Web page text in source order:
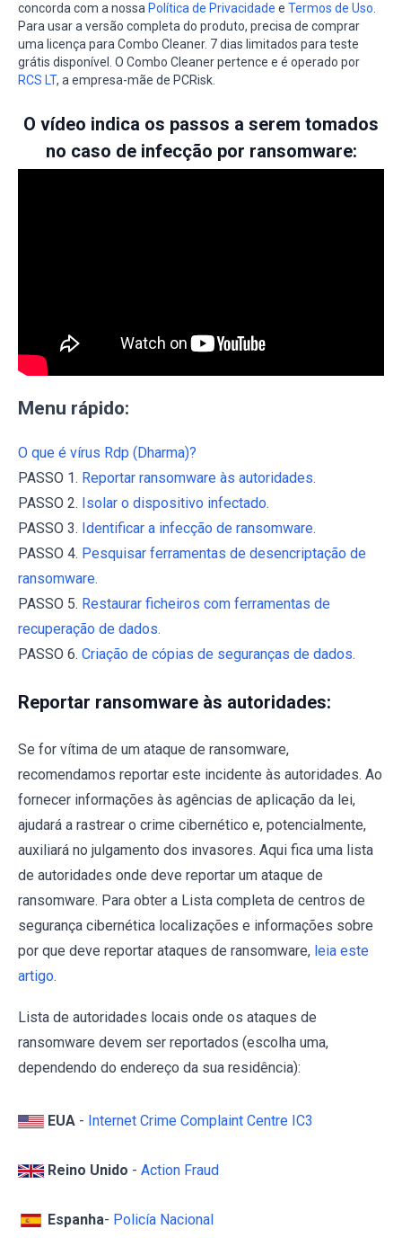
concorda com a nossa Política de Privacidade e Termos de Uso.
Para usar a versão completa do produto, precisa de comprar
uma licença para Combo Cleaner. 7 dias limitados para teste
grátis disponível. O Combo Cleaner pertence e é operado por
RCS LT, a empresa-mãe de PCRisk.
O vídeo indica os passos a serem tomados
no caso de infecção por ransomware:
Menu rápido:
O que é vírus Rdp (Dharma)?
PASSO 1. Reportar ransomware às autoridades.
PASSO 2. Isolar o dispositivo infectado.
PASSO 3. Identificar a infecção de ransomware.
PASSO 4. Pesquisar ferramentas de desencriptação de
ransomware.
PASSO 5. Restaurar ficheiros com ferramentas de
recuperação de dados.
PASSO 6. Criação de cópias de seguranças de dados.
Reportar ransomware às autoridades:
Se for vítima de um ataque de ransomware,
recomendamos reportar este incidente às autoridades. Ao
fornecer informações às agências de aplicação da lei,
ajudará a rastrear o crime cibernético e, potencialmente,
auxiliará no julgamento dos invasores. Aqui fica uma lista
de autoridades onde deve reportar um ataque de
ransomware. Para obter a Lista completa de centros de
segurança cibernética localizações e informações sobre
por que deve reportar ataques de ransomware, leia este
artigo.
Lista de autoridades locais onde os ataques de
ransomware devem ser reportados (escolha uma,
dependendo do endereço da sua residência):
EUA - Internet Crime Complaint Centre IC3
Reino Unido - Action Fraud
Espanha- Policía Nacional